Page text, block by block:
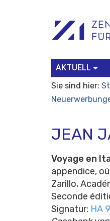
Werkzeuge
Search…
AKTUELL
Sie sind hier:
JEAN
Voyage en
appendice,
Zarillo,
Seconde
Signatur: HA